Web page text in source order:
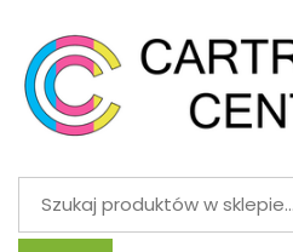
Szukaj: